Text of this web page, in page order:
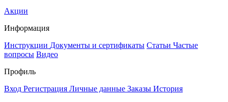
Акции
Информация
Инструкции Документы и сертификаты Статьи Частые
вопросы Видео
Профиль
Вход Регистрация Личные данные Заказы История